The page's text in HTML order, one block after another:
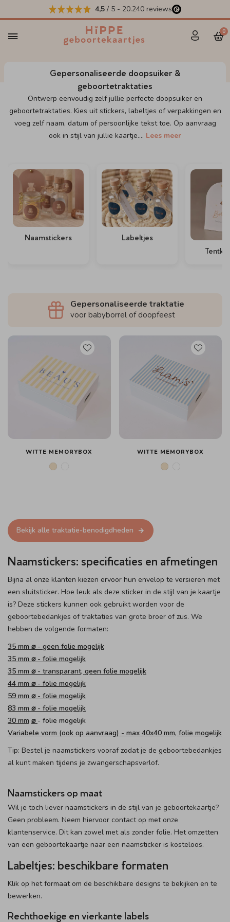
4,5 / 5 - 20.240 reviews
0
Gepersonaliseerde doopsuiker &
geboortetraktaties
Ontwerp eenvoudig zelf jullie perfecte doopsuiker en
geboortetraktaties. Kies uit stickers, labeltjes of verpakkingen en
voeg zelf naam, datum of persoonlijke tekst toe. Op aanvraag
ook in stijl van jullie kaartje.... Lees meer
Naamstickers
Labeltjes
Gepersonaliseerde traktatie
voor babyborrel of doopfeest
WITTE MEMORYBOX WITTE MEMORYBOX
Bekijk alle traktatie-benodigdheden
Naamstickers: specificaties en afmetingen
Bijna al onze klanten kiezen ervoor hun envelop te versieren met
een sluitsticker. Hoe leuk als deze sticker in de stijl van je kaartje
is? Deze stickers kunnen ook gebruikt worden voor de
geboortebedankjes of traktaties van grote broer of zus. We
hebben de volgende formaten:
35 mm ⌀ - geen folie mogelijk
35 mm ⌀ - folie mogelijk
35 mm ⌀ - transparant, geen folie mogelijk
44 mm ⌀ - folie mogelijk
59 mm ⌀ - folie mogelijk
83 mm ⌀ - folie mogelijk
30 mm ⌀ - folie mogelijk
Variabele vorm (ook op aanvraag) - max 40x40 mm, folie mogelijk
Tip: Bestel je naamstickers vooraf zodat je de geboortebedankjes
al kunt maken tijdens je zwangerschapsverlof.
Naamstickers op maat
Wil je toch liever naamstickers in de stijl van je geboortekaartje?
Geen probleem. Neem hiervoor contact op met onze
klantenservice. Dit kan zowel met als zonder folie. Het omzetten
van een geboortekaartje naar een naamsticker is kosteloos.
Labeltjes: beschikbare formaten
Klik op het formaat om de beschikbare designs te bekijken en te
bewerken.
Rechthoekige en vierkante labels